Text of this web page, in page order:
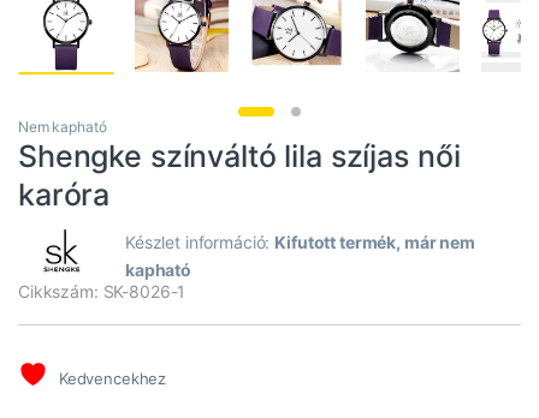
Nem kapható
Shengke színváltó lila szíjas női
karóra
Készlet információ: Kifutott termék, már nem
kapható
Cikkszám: SK-8026-1
Kedvencekhez